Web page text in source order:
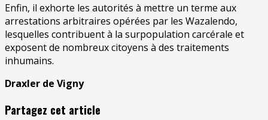
Enfin, il exhorte les autorités à mettre un terme aux
arrestations arbitraires opérées par les Wazalendo,
lesquelles contribuent à la surpopulation carcérale et
exposent de nombreux citoyens à des traitements
inhumains.
Draxler de Vigny
Partagez cet article